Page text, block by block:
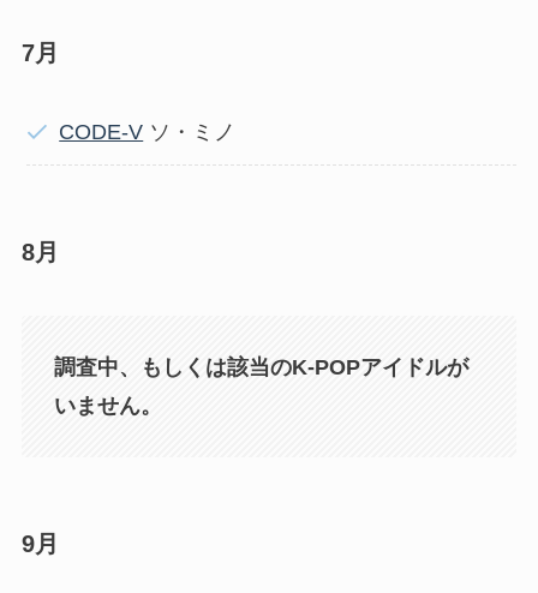
7月
CODE-V ソ・ミノ
8月
調査中、もしくは該当のK-POPアイドルが
いません。
9月